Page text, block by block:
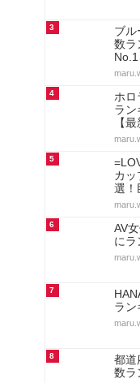
3
ブル
数ラ
4
ホロ
ラン
【
5
カッ
選！
6
AV
にラ
7
ラン
8
都道
数ラ